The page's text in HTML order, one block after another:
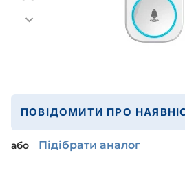
ПОВІДОМИТИ ПРО
або Підібрати аналог